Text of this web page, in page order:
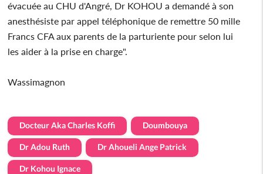
évacuée au CHU d'Angré, Dr KOHOU a demandé à son
anesthésiste par appel téléphonique de remettre 50 mille
Francs CFA aux parents de la parturiente pour selon lui
les aider à la prise en charge".
Wassimagnon
Docteur Aka Charles Koffi Doumbouya
Dr Adou Ruth Dr Ahoueli Ange Patrick
Dr Kohou Ignace